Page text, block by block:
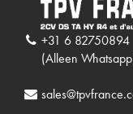
+31 6 82750894
(Alleen